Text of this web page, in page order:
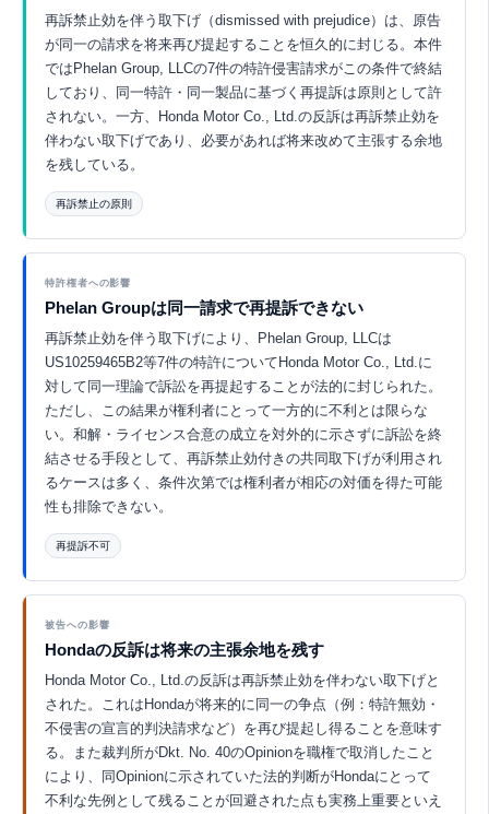
再訴禁止効を伴う取下げ（dismissed with prejudice）は、原告
が同一の請求を将来再び提起することを恒久的に封じる。本件
ではPhelan Group, LLCの7件の特許侵害請求がこの条件で終結
しており、同一特許・同一製品に基づく再提訴は原則として許
されない。一方、Honda Motor Co., Ltd.の反訴は再訴禁止効を
伴わない取下げであり、必要があれば将来改めて主張する余地
を残している。
再訴禁止の原則
特許権者への影響
Phelan Groupは同一請求で再提訴できない
再訴禁止効を伴う取下げにより、Phelan Group, LLCは
US10259465B2等7件の特許についてHonda Motor Co., Ltd.に
対して同一理論で訴訟を再提起することが法的に封じられた。
ただし、この結果が権利者にとって一方的に不利とは限らな
い。和解・ライセンス合意の成立を対外的に示さずに訴訟を終
結させる手段として、再訴禁止効付きの共同取下げが利用され
るケースは多く、条件次第では権利者が相応の対価を得た可能
性も排除できない。
再提訴不可
被告への影響
Hondaの反訴は将来の主張余地を残す
Honda Motor Co., Ltd.の反訴は再訴禁止効を伴わない取下げと
された。これはHondaが将来的に同一の争点（例：特許無効・
不侵害の宣言的判決請求など）を再び提起し得ることを意味す
る。また裁判所がDkt. No. 40のOpinionを職権で取消したこと
により、同Opinionに示されていた法的判断がHondaにとって
不利な先例として残ることが回避された点も実務上重要といえ